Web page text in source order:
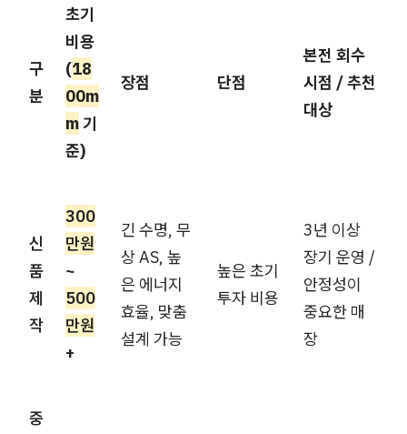
구
분
초기
비용
(18
00m
m기
준)
장점 단점
본전 회수
시점 / 추천
대상
신
품
제
작
300
만원
~
500
만원
+
긴 수명, 무
상 AS, 높
은 에너지
효율, 맞춤
설계 가능
높은 초기
투자 비용
3년 이상
장기 운영 /
안정성이
중요한 매
장
중